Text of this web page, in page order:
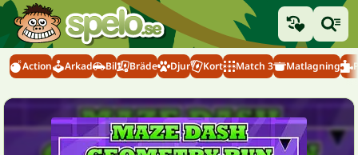
Action Arkad Bil Bräde Djur Kort Match 3 Matlagning